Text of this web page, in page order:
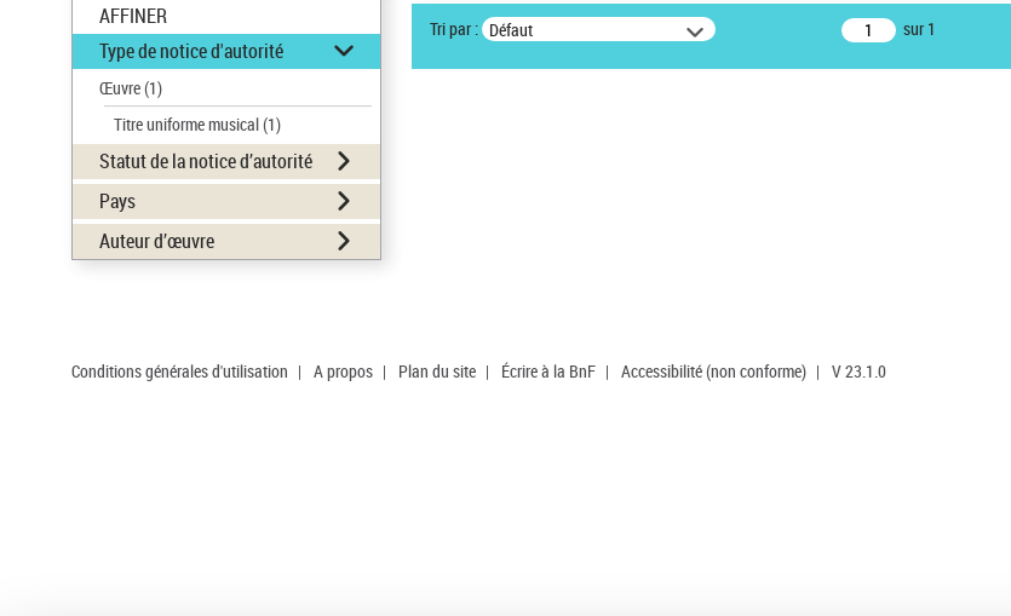
AFFINER
Type de notice d'autorité
Œuvre(1)
Titre uniforme musical(1)
Statut de la notice d’autorité
Pays
Auteur d’œuvre
Tri par : Défaut sur 1
Conditions générales d'utilisation | A propos | Plan du site | Écrire à la BnF | Accessibilité (non conforme) | V 23.1.0